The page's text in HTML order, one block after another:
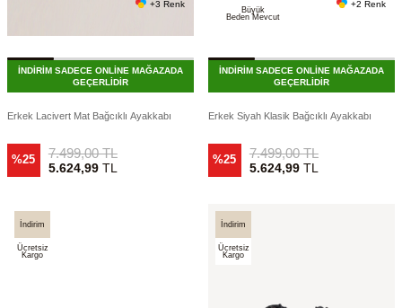
+3 Renk
İNDİRİM SADECE ONLİNE MAĞAZADA
GEÇERLİDİR
Erkek Lacivert Mat Bağcıklı Ayakkabı
%25 7.499,00TL
5.624,99TL
Büyük
Beden Mevcut
+2 Renk
İNDİRİM SADECE ONLİNE MAĞAZADA
GEÇERLİDİR
Erkek Siyah Klasik Bağcıklı Ayakkabı
%25 7.499,00TL
5.624,99TL
İndirim
Ücretsiz
Kargo
İndirim
Ücretsiz
Kargo